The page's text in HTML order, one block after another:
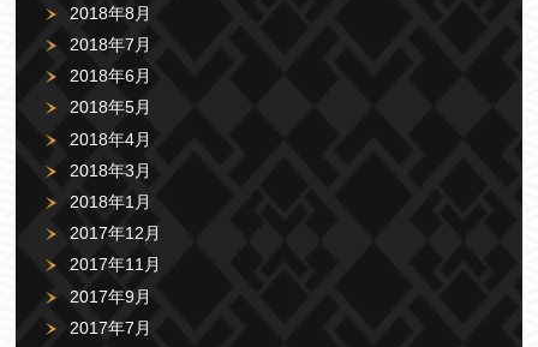
2018年8月
2018年7月
2018年6月
2018年5月
2018年4月
2018年3月
2018年1月
2017年12月
2017年11月
2017年9月
2017年7月